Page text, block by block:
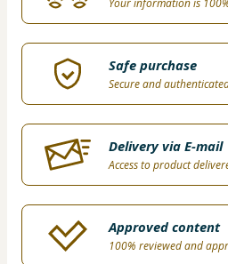
Your information is
Safe purchase
Secure and
Delivery via E-mail
Access to product
Approved content
100% reviewed and